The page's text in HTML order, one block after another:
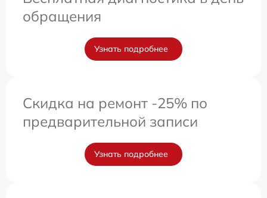
обращения
Узнать подробнее
Скидка на ремонт -25% по
предварительной записи
Узнать подробнее